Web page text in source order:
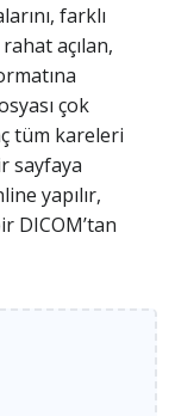
farklı
açılan,
çok
tüm kareleri
sayfaya
yapılır,
DICOM’tan